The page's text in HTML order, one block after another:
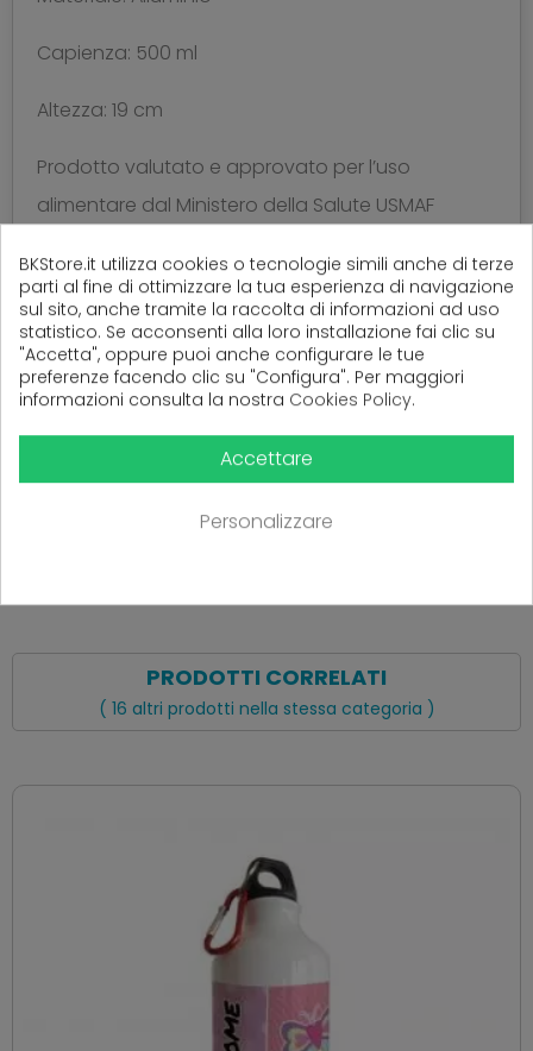
Capienza: 500 ml
Altezza: 19 cm
Prodotto valutato e approvato per l’uso
alimentare dal Ministero della Salute USMAF
(0Recensioni)
Ancora nessuna recensione da parte degli utenti.
PRODOTTI CORRELATI
( 16 altri prodotti nella stessa categoria )
BKStore.it utilizza cookies o tecnologie simili anche di terze
parti al fine di ottimizzare la tua esperienza di navigazione
sul sito, anche tramite la raccolta di informazioni ad uso
statistico. Se acconsenti alla loro installazione fai clic su
"Accetta", oppure puoi anche configurare le tue
preferenze facendo clic su "Configura". Per maggiori
informazioni consulta la nostra Cookies Policy.
Accettare
Personalizzare